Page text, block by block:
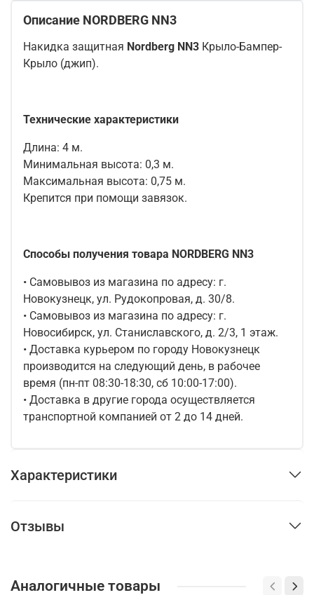
Описание NORDBERG NN3
Накидка защитная Nordberg NN3 Крыло-Бампер-
Крыло (джип).
Технические характеристики
Длина: 4 м.
Минимальная высота: 0,3 м.
Максимальная высота: 0,75 м.
Крепится при помощи завязок.
Способы получения товара NORDBERG NN3
• Самовывоз из магазина по адресу: г.
Новокузнецк, ул. Рудокопровая, д. 30/8.
• Самовывоз из магазина по адресу: г.
Новосибирск, ул. Станиславского, д. 2/3, 1 этаж.
• Доставка курьером по городу Новокузнецк
производится на следующий день, в рабочее
время (пн-пт 08:30-18:30, сб 10:00-17:00).
• Доставка в другие города осуществляется
транспортной компанией от 2 до 14 дней.
Характеристики
Отзывы
Аналогичные товары